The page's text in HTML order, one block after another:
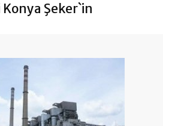
Şeker`in